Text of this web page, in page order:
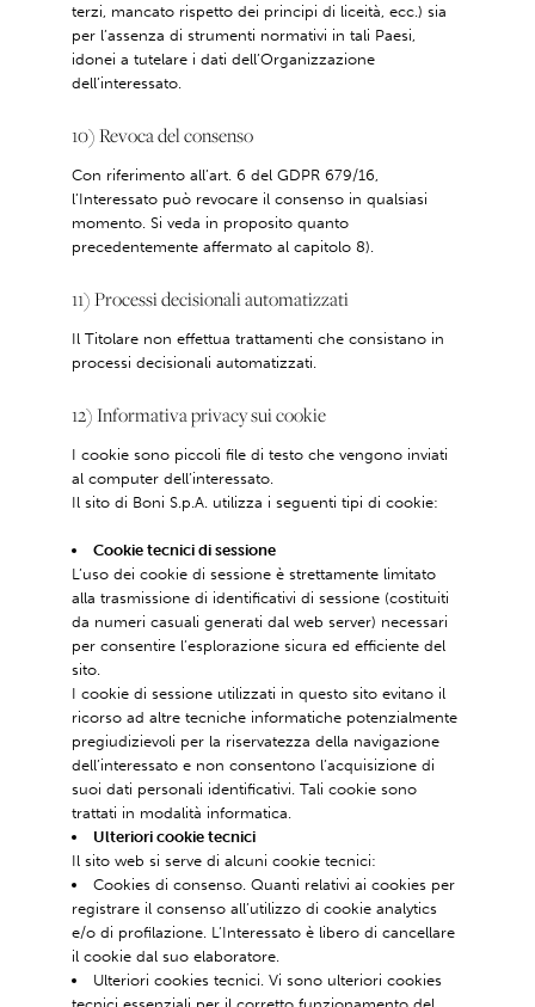
terzi, mancato rispetto dei principi di liceità, ecc.) sia
per l’assenza di strumenti normativi in tali Paesi,
idonei a tutelare i dati dell’Organizzazione
dell’interessato.
10) Revoca del consenso
Con riferimento all’art. 6 del GDPR 679/16,
l’Interessato può revocare il consenso in qualsiasi
momento. Si veda in proposito quanto
precedentemente affermato al capitolo 8).
11) Processi decisionali automatizzati
Il Titolare non effettua trattamenti che consistano in
processi decisionali automatizzati.
12) Informativa privacy sui cookie
I cookie sono piccoli file di testo che vengono inviati
al computer dell’interessato.
Il sito di Boni S.p.A. utilizza i seguenti tipi di cookie:
Cookie tecnici di sessione
L’uso dei cookie di sessione è strettamente limitato
alla trasmissione di identificativi di sessione (costituiti
da numeri casuali generati dal web server) necessari
per consentire l’esplorazione sicura ed efficiente del
sito.
I cookie di sessione utilizzati in questo sito evitano il
ricorso ad altre tecniche informatiche potenzialmente
pregiudizievoli per la riservatezza della navigazione
dell’interessato e non consentono l’acquisizione di
suoi dati personali identificativi. Tali cookie sono
trattati in modalità informatica.
Ulteriori cookie tecnici
Il sito web si serve di alcuni cookie tecnici:
Cookies di consenso. Quanti relativi ai cookies per
registrare il consenso all’utilizzo di cookie analytics
e/o di profilazione. L’Interessato è libero di cancellare
il cookie dal suo elaboratore.
Ulteriori cookies tecnici. Vi sono ulteriori cookies